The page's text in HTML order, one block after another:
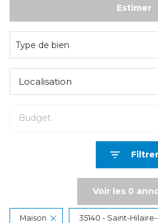
De l'immo pro
Estimer
Type de bien
Localisation
Budget
Filtrer
Voir les 0
Maison 35140 - Saint-